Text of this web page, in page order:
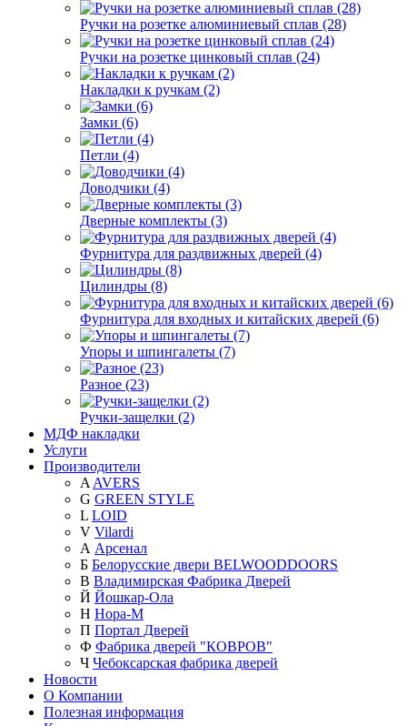
Ручки на розетке алюминиевый сплав (28)
Ручки на розетке цинковый сплав (24)
Накладки к ручкам (2)
Замки (6)
Петли (4)
Доводчики (4)
Дверные комплекты (3)
Фурнитура для раздвижных дверей (4)
Цилиндры (8)
Фурнитура для входных и китайских дверей (6)
Упоры и шпингалеты (7)
Разное (23)
Ручки-защелки (2)
МДФ накладки
Услуги
Производители
A AVERS
G GREEN STYLE
L LOID
V Vilardi
А Арсенал
Б Белорусские двери BELWOODDOORS
В Владимирская Фабрика Дверей
Й Йошкар-Ола
Н Нора-М
П Портал Дверей
Ф Фабрика дверей "КОВРОВ"
Ч Чебоксарская фабрика дверей
Новости
О Компании
Полезная информация